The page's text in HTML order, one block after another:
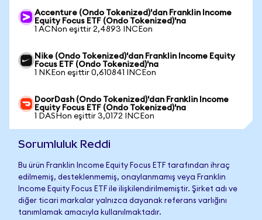
Accenture (Ondo Tokenized)'dan Franklin Income
Equity Focus ETF (Ondo Tokenized)'na
1 ACNon eşittir 2,4893 INCEon
Nike (Ondo Tokenized)'dan Franklin Income Equity
Focus ETF (Ondo Tokenized)'na
1 NKEon eşittir 0,610841 INCEon
DoorDash (Ondo Tokenized)'dan Franklin Income
Equity Focus ETF (Ondo Tokenized)'na
1 DASHon eşittir 3,0172 INCEon
Sorumluluk Reddi
Bu ürün Franklin Income Equity Focus ETF tarafından ihraç
edilmemiş, desteklenmemiş, onaylanmamış veya Franklin
Income Equity Focus ETF ile ilişkilendirilmemiştir. Şirket adı ve
diğer ticari markalar yalnızca dayanak referans varlığını
tanımlamak amacıyla kullanılmaktadır.